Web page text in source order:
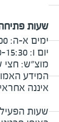
שעות
מוצ״ש: חצי
המידע
שעות